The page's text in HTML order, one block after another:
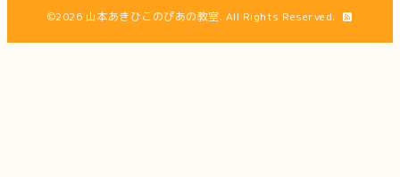
©2026 山本あきひこのぴあの教室. All Rights Reserved.